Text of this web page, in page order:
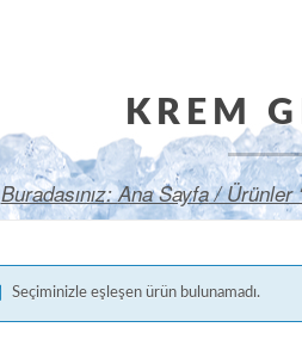
KREM
Buradasınız:Ana Sayfa/ Ürünler
Seçiminizle eşleşen ürün bulunamadı.